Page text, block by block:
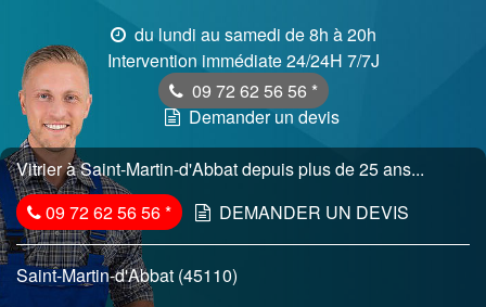
du lundi au samedi de 8h à 20h
Intervention immédiate 24/24H 7/7J
09 72 62 56 56 *
Demander un devis
Vitrier à Saint-Martin-d'Abbat depuis plus de 25 ans...
09 72 62 56 56* DEMANDER UN DEVIS
Saint-Martin-d'Abbat (45110)